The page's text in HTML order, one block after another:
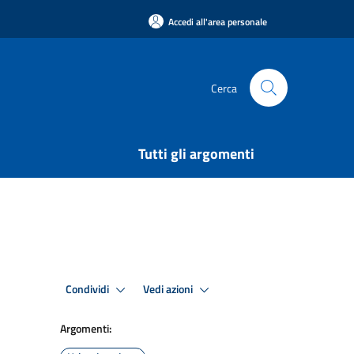
Accedi all'area personale
Cerca
Tutti gli argomenti
Condividi Vedi azioni
Argomenti: